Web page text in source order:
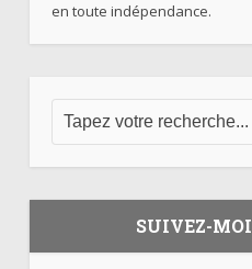
en toute indépendance.
SUIVEZ-MOI